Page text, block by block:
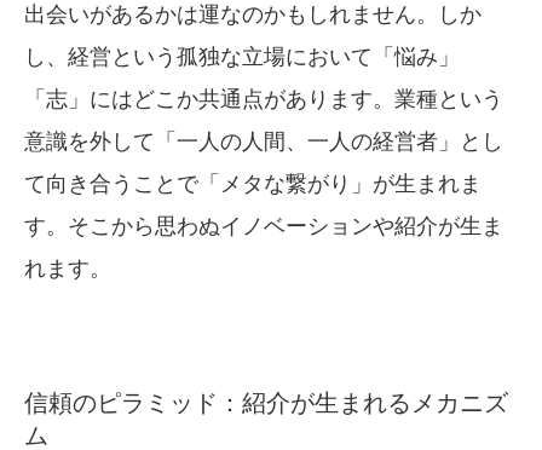
出会いがあるかは運なのかもしれません。しか
し、経営という孤独な立場において「悩み」
「志」にはどこか共通点があります。業種という
意識を外して「一人の人間、一人の経営者」とし
て向き合うことで「メタな繋がり」が生まれま
す。そこから思わぬイノベーションや紹介が生ま
れます。
信頼のピラミッド：紹介が生まれるメカニズ
ム